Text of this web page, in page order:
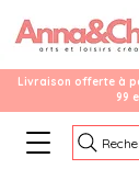
Livraison offerte à
99